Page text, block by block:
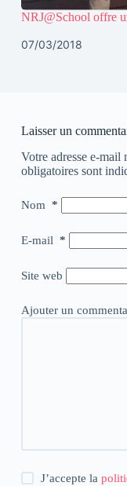
NRJ@School offre
07/03/2018
Laisser un
Votre adresse e-mail
obligatoires sont
Nom *
E-mail *
Site web
Ajouter un
J’accepte la